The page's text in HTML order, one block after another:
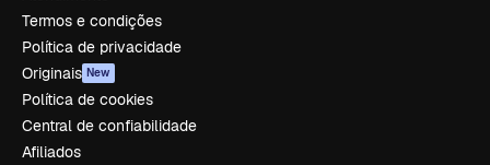
Termos e condições
Política de privacidade
Originais New
Política de cookies
Central de confiabilidade
Afiliados